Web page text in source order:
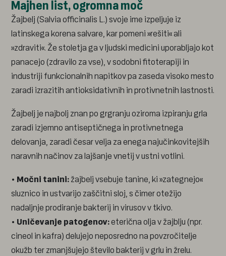
Majhen list, ogromna moč
Žajbelj (Salvia officinalis L.) svoje ime izpeljuje iz
latinskega korena salvare, kar pomeni »rešiti« ali
»zdraviti«. Že stoletja ga v ljudski medicini uporabljajo kot
panacejo (zdravilo za vse), v sodobni fitoterapiji in
industriji funkcionalnih napitkov pa zaseda visoko mesto
zaradi izrazitih antioksidativnih in protivnetnih lastnosti.
Žajbelj je najbolj znan po grgranju oziroma izpiranju grla
zaradi izjemno antiseptičnega in protivnetnega
delovanja, zaradi česar velja za enega najučinkovitejših
naravnih načinov za lajšanje vnetij v ustni votlini.
• Močni tanini:žajbelj vsebuje tanine, ki »zategnejo«
sluznico in ustvarijo zaščitni sloj, s čimer otežijo
nadaljnje prodiranje bakterij in virusov v tkivo.
• Uničevanje patogenov:eterična olja v žajblju (npr.
cineol in kafra) delujejo neposredno na povzročitelje
okužb ter zmanjšujejo število bakterij v grlu in žrelu.